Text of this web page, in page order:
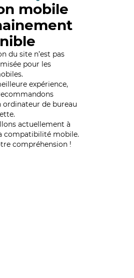
mobile
du site n’est pas
pour les
expérience,
ordinateur de bureau
actuellement à
compatibilité mobile.
compréhension !